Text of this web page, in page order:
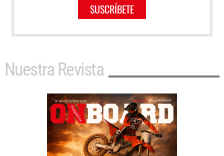
SUSCRÍBETE
Nuestra Revista